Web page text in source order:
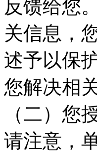
反馈给您
关信息，
述予以保
您解决相
（二）您
请注意，